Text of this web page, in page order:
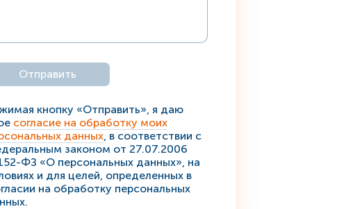
кнопку «Отправить», я даю
согласие на обработку моих
данных , в соответствии с
законом от 27.07.2006
ФЗ «О персональных данных», на
и для целей, определенных в
на обработку персональных